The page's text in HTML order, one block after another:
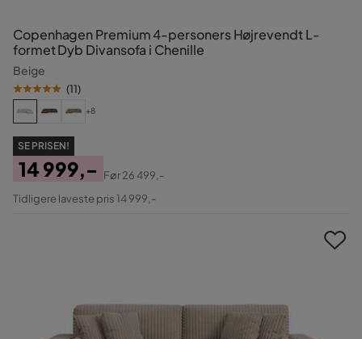
Copenhagen Premium 4-personers Højrevendt L-
formet Dyb Divansofa i Chenille
Beige
(11)
+8
SE PRISEN!
Pris
14 999,-
Original
Før26 499,-
Tidligere laveste pris 14 999,-